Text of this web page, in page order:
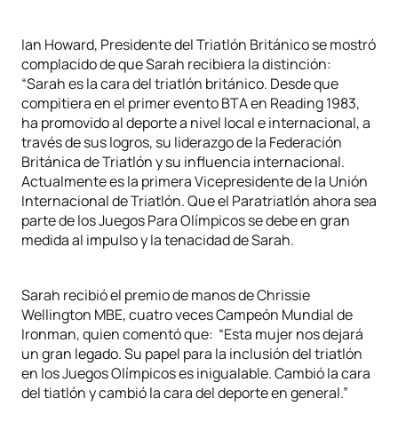
Ian Howard, Presidente del Triatlón Británico se mostró
complacido de que Sarah recibiera la distinción:
“Sarah es la cara del triatlón británico. Desde que
compitiera en el primer evento BTA en Reading 1983,
ha promovido al deporte a nivel local e internacional, a
través de sus logros, su liderazgo de la Federación
Británica de Triatlón y su influencia internacional.
Actualmente es la primera Vicepresidente de la Unión
Internacional de Triatlón. Que el Paratriatlón ahora sea
parte de los Juegos Para Olímpicos se debe en gran
medida al impulso y la tenacidad de Sarah.
Sarah recibió el premio de manos de Chrissie
Wellington MBE, cuatro veces Campeón Mundial de
Ironman, quien comentó que: “Esta mujer nos dejará
un gran legado. Su papel para la inclusión del triatlón
en los Juegos Olímpicos es inigualable. Cambió la cara
del tiatlón y cambió la cara del deporte en general.”